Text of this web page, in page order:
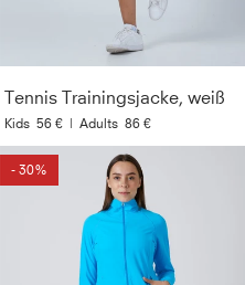
Tennis Trainingsjacke, weiß
Kids 56 € | Adults 86 €
- 30%